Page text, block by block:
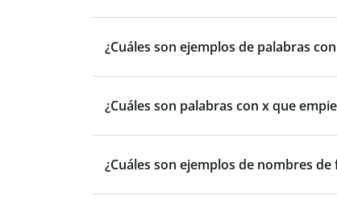
¿Cuáles son ejemplos de palabras
¿Cuáles son palabras con x que
¿Cuáles son ejemplos de nombres